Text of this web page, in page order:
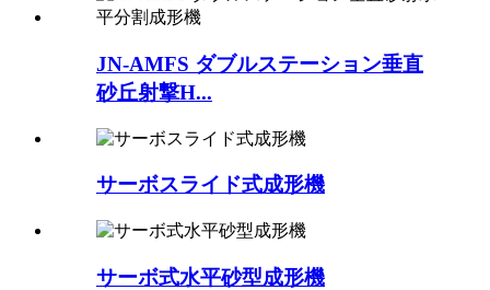
JN-AMFS ダブルステーション垂直
砂丘射撃H...
サーボスライド式成形機
サーボ式水平砂型成形機